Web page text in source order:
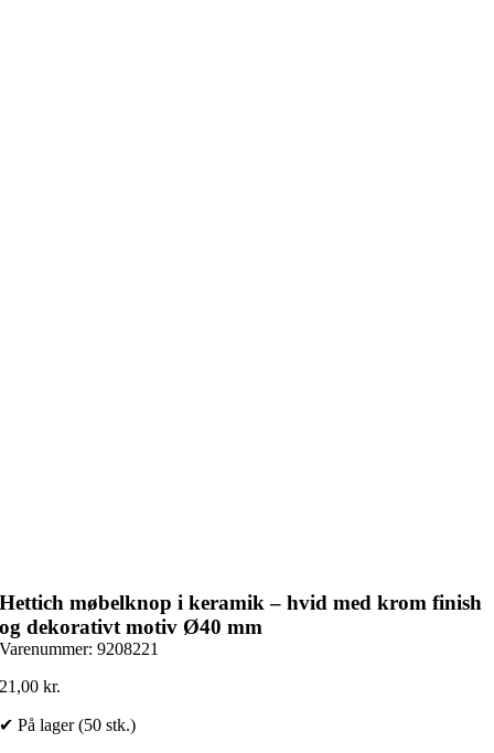
Hettich møbelknop i keramik – hvid med krom finish
og dekorativt motiv Ø40 mm
Varenummer:9208221
21,00kr.
✔ På lager (50 stk.)